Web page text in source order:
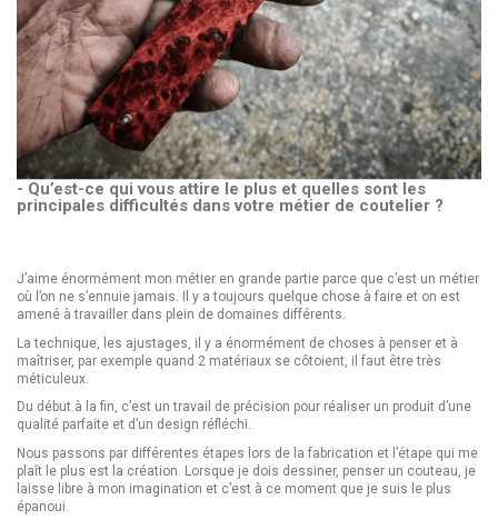
- Qu’est-ce qui vous attire le plus et quelles sont les
principales difficultés dans votre métier de coutelier ?
J’aime énormément mon métier en grande partie parce que c’est un métier
où l’on ne s’ennuie jamais. Il y a toujours quelque chose à faire et on est
amené à travailler dans plein de domaines différents.
La technique, les ajustages, il y a énormément de choses à penser et à
maîtriser, par exemple quand 2 matériaux se côtoient, il faut être très
méticuleux.
Du début à la fin, c’est un travail de précision pour réaliser un produit d’une
qualité parfaite et d’un design réfléchi.
Nous passons par différentes étapes lors de la fabrication et l’étape qui me
plaît le plus est la création. Lorsque je dois dessiner, penser un couteau, je
laisse libre à mon imagination et c’est à ce moment que je suis le plus
épanoui.